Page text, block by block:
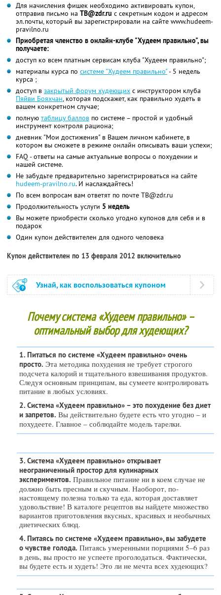
Для начисления фишек необходимо активировать купон,
отправив письмо на TB@zdr.ru с секретным кодом и адресом
эл.почты, который вы зарегистрировали на сайте www.hudeem-
pravilno.ru
Приобретая членство в онлайн-клубе "Худеем правильно", вы
получаете:
доступ ко всем платным сервисам клуба "Худеем правильно";
материалы курса по системе "Худеем правильно"- 5 недель
курса ;
доступ в закрытый форум худеющих с инструктором клуба
Пяйви Бояхчан, которая подскажет, как правильно худеть в
вашем конкретном случае;
полную таблицу баллов по системе – простой и удобный
инструмент контроля рациона;
дневник "Мои достижения" в Вашем личном кабинете, в
котором вы сможете в режиме онлайн описывать ваши успехи;
FAQ - ответы на самые актуальные вопросы о похудении и
нашей системе.
Не забудьте предварительно зарегистрироваться на сайте
hudeem-pravilno.ru. И наслаждайтесь!
По всем вопросам вам ответят по почте TB@zdr.ru
Продолжительность услуги 5 недель
Вы можете приобрести сколько угодно купонов для себя и в
подарок
Один купон действителен для одного человека
Купон действителен по 13 февраля 2012 включительно
Узнай, как воспользоваться купоном
Почему система «Худеем правильно» –
оптимальный выбор для худеющих?
1. Питаться по системе «Худеем правильно» очень
просто. Эта методика похудения не требует строгого
подсчета калорий и тщательного взвешивания продуктов.
Следуя основным принципам, вы сумеете контролировать
питание в любых условиях.
2. Система «Худеем правильно» – это похудение без диет
и запретов. Вы действительно будете есть что угодно – и
похудеете. Главное – соблюдайте модель тарелки.
3. Система «Худеем правильно» открывает
неограниченный простор для кулинарных
экспериментов. Правильное питание ни в коем случае не
должно быть пресным и скучным. Наоборот, по-
настоящему полезна только та еда, которая доставляет
удовольствие! В каталоге рецептов вы найдете множество
вариантов приготовления вкусных, красивых и необычных
диетических блюд.
4. Питаясь по системе «Худеем правильно», вы забудете
о чувстве голода. Питаясь умеренными порциями 5–6 раз
в день, вы просто не успеете проголодаться. Фактически,
вы будете есть и худеть! Это ли не мечта всех худеющих?